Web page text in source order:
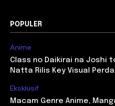
POPULER
Anime
Class no Daikirai na Joshi
Natta Rilis Key Visual
Eksklusif
Macam Genre Anime,